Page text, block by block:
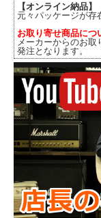
【オンライン納品】
元々パッケージが存
お取り寄せ商品につ
メーカーからのお
発注となります。